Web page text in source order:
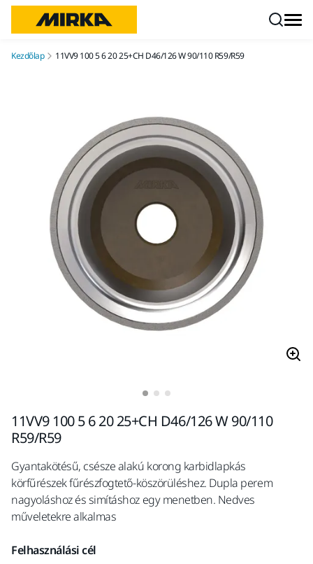
Kezdőlap 11VV9 100 5 6 20 25+CH D46/126 W 90/110 R59/R59
11VV9 100 5 6 20 25+CH D46/126 W 90/110
R59/R59
Gyantakötésű, csésze alakú korong karbidlapkás
körfűrészek fűrészfogtető-köszörüléshez. Dupla perem
nagyoláshoz és simításhoz egy menetben. Nedves
műveletekre alkalmas
Felhasználási cél